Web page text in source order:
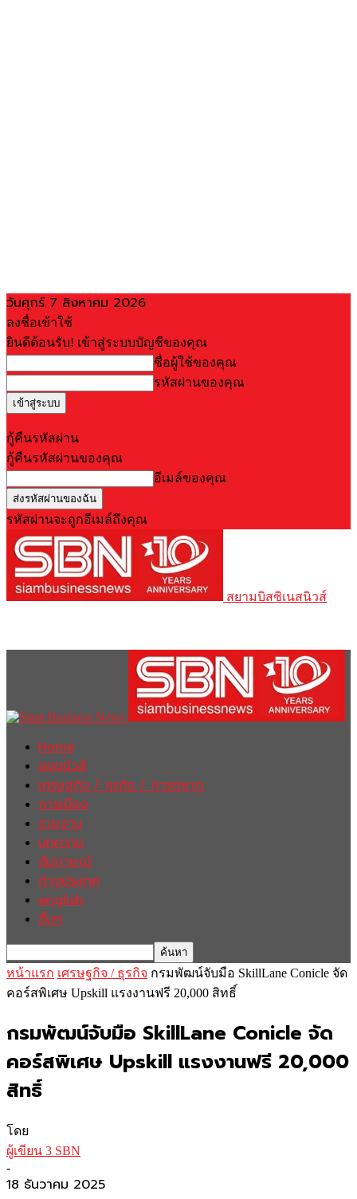
วันศุกร์ 7 สิงหาคม 2026
ลงชื่อเข้าใช้
ยินดีต้อนรับ! เข้าสู่ระบบบัญชีของคุณ
ชื่อผู้ใช้ของคุณ
รหัสผ่านของคุณ
กู้คืนรหัสผ่าน
กู้คืนรหัสผ่านของคุณ
อีเมล์ของคุณ
รหัสผ่านจะถูกอีเมล์ถึงคุณ
สยามบิสซิเนสนิวส์
Home
ฮอตนิวส์
เศรษฐกิจ / ธุรกิจ / การตลาด
การเมือง
รายงาน
บทความ
สัมภาษณ์
ต่างประเทศ
english
อื่นๆ
หน้าแรก เศรษฐกิจ / ธุรกิจ กรมพัฒน์จับมือ SkillLane Conicle จัด
คอร์สพิเศษ Upskill แรงงานฟรี 20,000 สิทธิ์
กรมพัฒน์จับมือ SkillLane Conicle จัด
คอร์สพิเศษ Upskill แรงงานฟรี 20,000
สิทธิ์
โดย
ผู้เขียน 3 SBN
-
18 ธันวาคม 2025